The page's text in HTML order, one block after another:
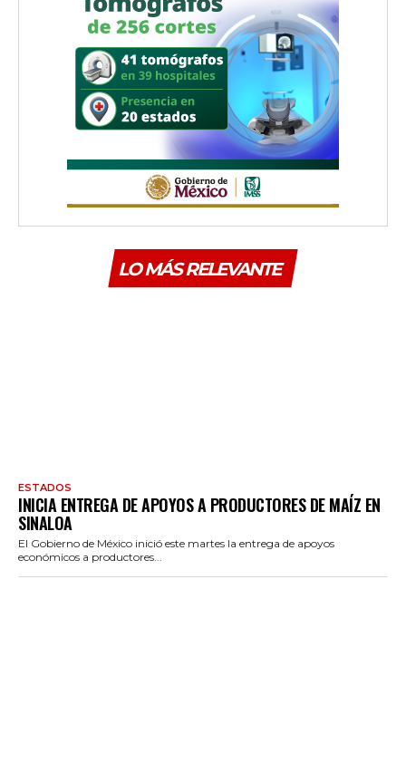
LO MÁS RELEVANTE
ESTADOS
INICIA ENTREGA DE APOYOS A PRODUCTORES DE MAÍZ EN
SINALOA
El Gobierno de México inició este martes la entrega de apoyos
económicos a productores...